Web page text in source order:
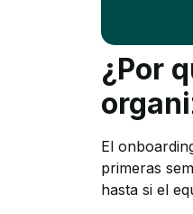
¿Por
El
primeras
hasta si el